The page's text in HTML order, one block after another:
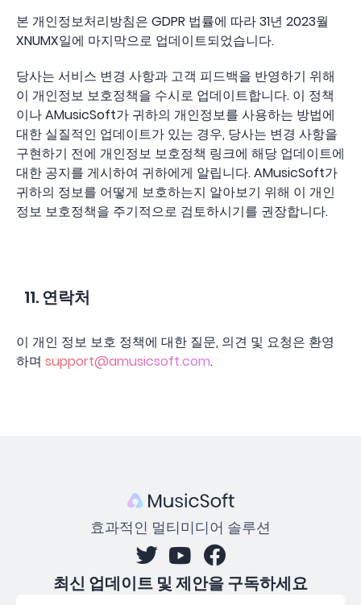
본 개인정보처리방침은 GDPR 법률에 따라 31년 2023월
XNUMX일에 마지막으로 업데이트되었습니다.
당사는 서비스 변경 사항과 고객 피드백을 반영하기 위해
이 개인정보 보호정책을 수시로 업데이트합니다. 이 정책
이나 AMusicSoft가 귀하의 개인정보를 사용하는 방법에
대한 실질적인 업데이트가 있는 경우, 당사는 변경 사항을
구현하기 전에 개인정보 보호정책 링크에 해당 업데이트에
대한 공지를 게시하여 귀하에게 알립니다. AMusicSoft가
귀하의 정보를 어떻게 보호하는지 알아보기 위해 이 개인
정보 보호정책을 주기적으로 검토하시기를 권장합니다.
11. 연락처
이 개인 정보 보호 정책에 대한 질문, 의견 및 요청은 환영
하며 support@amusicsoft.com.
효과적인 멀티미디어 솔루션
최신 업데이트 및 제안을 구독하세요